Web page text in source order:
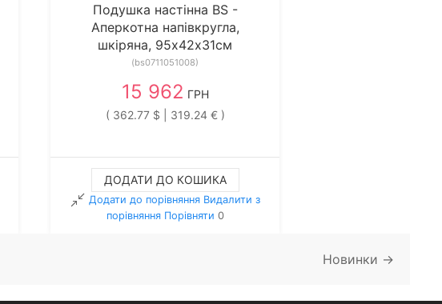
Подушка настінна BS -
Аперкотна напівкругла,
шкіряна, 95х42х31см
(bs0711051008)
15 962 ГРН
( 362.77 $ | 319.24 € )
ДОДАТИ ДО КОШИКА
Додати до порівняння Видалити з
порiвняння Порівняти 0
Новинки →